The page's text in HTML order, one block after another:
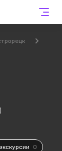
0